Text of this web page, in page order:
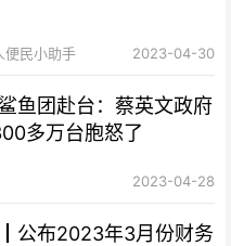
便民小助手 2023-04-30
鱼团赴台：蔡英文政府
多万台胞怒了
2023-04-28
公布2023年3月份财务